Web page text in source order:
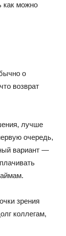
как можно
о
возврат
лучше
очередь,
вариант —
зрения
коллегам,